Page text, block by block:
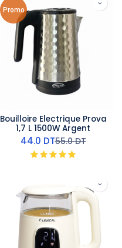
Promo
Bouilloire Electrique Prova
1,7 L 1500W Argent
44.0 DT55.0DT